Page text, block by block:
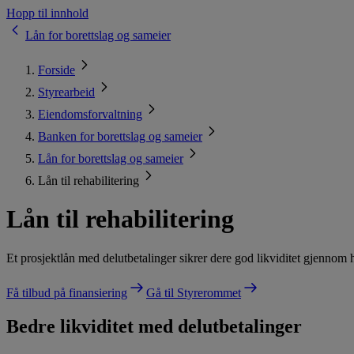
Hopp til innhold
Lån for borettslag og sameier
Forside
Styrearbeid
Eiendomsforvaltning
Banken for borettslag og sameier
Lån for borettslag og sameier
Lån til rehabilitering
Lån til rehabilitering
Et prosjektlån med delutbetalinger sikrer dere god likviditet
Få tilbud på finansiering Gå til Styrerommet
Bedre likviditet med delutbetalinger